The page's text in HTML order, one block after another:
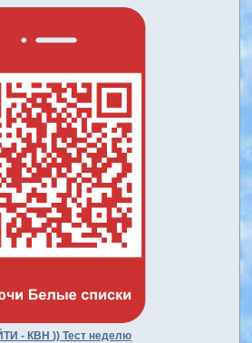
- КВН )) Тест неделю